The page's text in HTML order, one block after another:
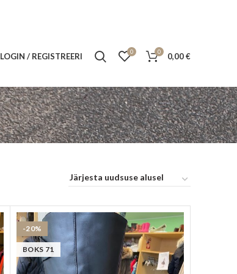
LOGIN / REGISTREERI 0 0 0,00€
-20%
BOKS 71